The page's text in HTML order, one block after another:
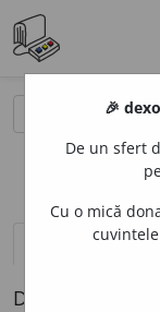
definiții (1)
Definiția cu ID-
🎉
De un sfert
Cu o mică